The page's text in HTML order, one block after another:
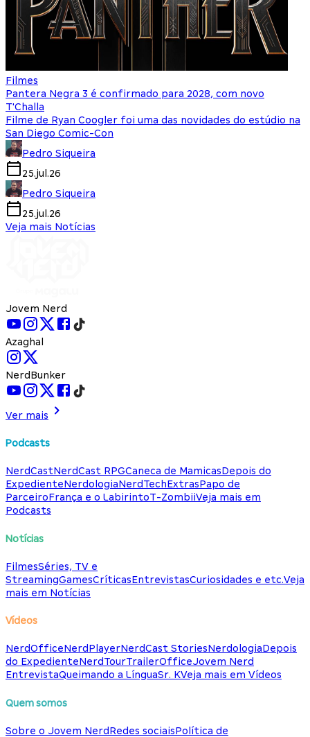
Filmes
Pantera Negra 3 é confirmado para 2028, com novo
T'Challa
Filme de Ryan Coogler foi uma das novidades do estúdio na
San Diego Comic-Con
Pedro Siqueira
25.jul.26
Pedro Siqueira
25.jul.26
Veja mais Notícias
Jovem Nerd
Azaghal
NerdBunker
Ver mais
Podcasts
NerdCastNerdCast RPGCaneca de MamicasDepois do
ExpedienteNerdologiaNerdTechExtrasPapo de
ParceiroFrança e o LabirintoT-ZombiiVeja mais em
Podcasts
Notícias
FilmesSéries, TV e
StreamingGamesCríticasEntrevistasCuriosidades e etc.Veja
mais em Notícias
Vídeos
NerdOfficeNerdPlayerNerdCast StoriesNerdologiaDepois
do ExpedienteNerdTourTrailerOfficeJovem Nerd
EntrevistaQueimando a LínguaSr. KVeja mais em Vídeos
Quem somos
Sobre o Jovem NerdRedes sociaisPolítica de